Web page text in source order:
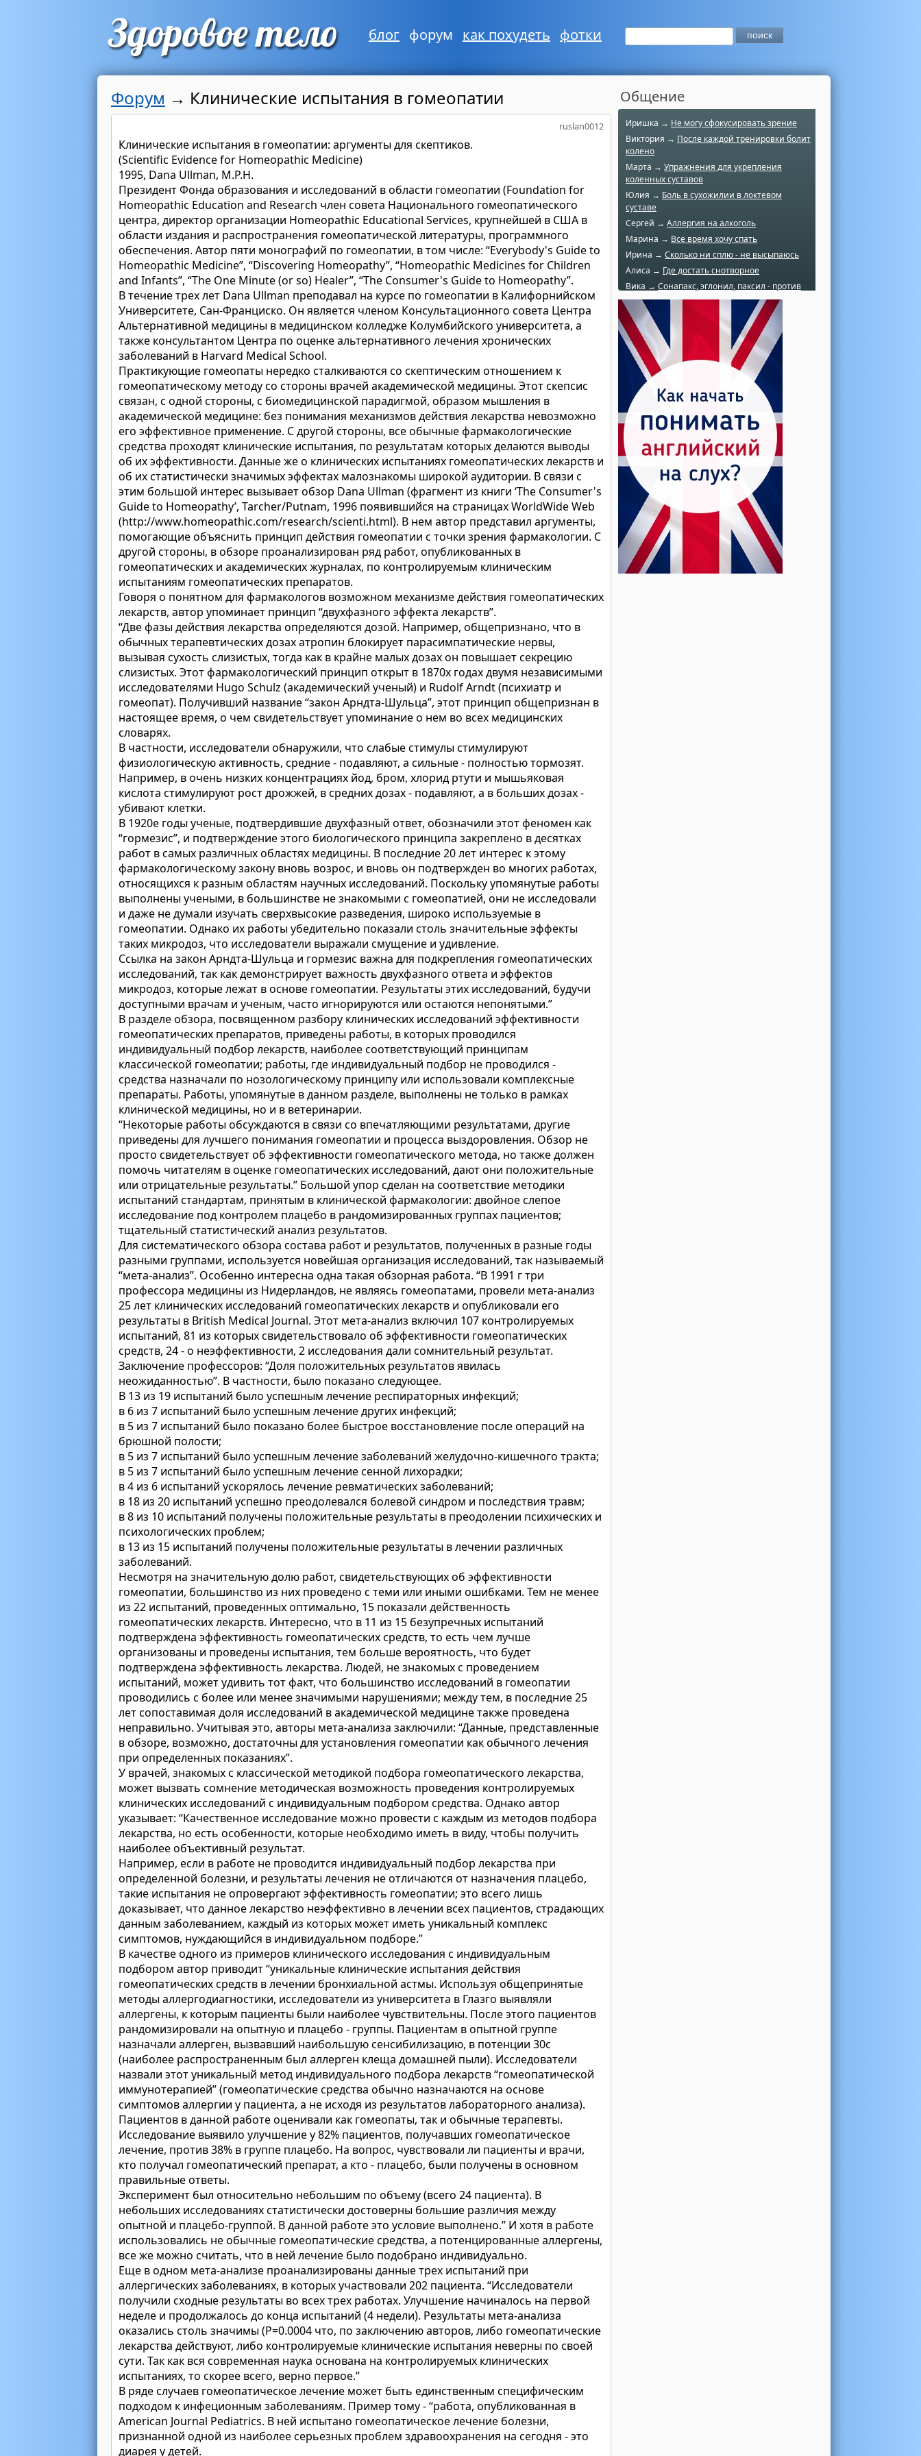
блог форум как похудеть фотки
Форум → Клинические испытания в гомеопатии
ruslan0012
Клинические испытания в гомеопатии: аргументы для скептиков.
(Scientific Evidence for Homeopathic Medicine)
1995, Dana Ullman, M.P.H.
Президент Фонда образования и исследований в области гомеопатии (Foundation for
Homeopathic Education and Research член совета Национального гомеопатического
центра, директор организации Homeopathic Educational Services, крупнейшей в США в
области издания и распространения гомеопатической литературы, программного
обеспечения. Автор пяти монографий по гомеопатии, в том числе: “Everybody's Guide to
Homeopathic Medicine”, “Discovering Homeopathy”, “Homeopathic Medicines for Children
and Infants”, “The One Minute (or so) Healer”, “The Consumer's Guide to Homeopathy”.
В течение трех лет Dana Ullman преподавал на курсе по гомеопатии в Калифорнийском
Университете, Сан-Франциско. Он является членом Консультационного совета Центра
Альтернативной медицины в медицинском колледже Колумбийского университета, а
также консультантом Центра по оценке альтернативного лечения хронических
заболеваний в Harvard Medical School.
Практикующие гомеопаты нередко сталкиваются со скептическим отношением к
гомеопатическому методу со стороны врачей академической медицины. Этот скепсис
связан, с одной стороны, с биомедицинской парадигмой, образом мышления в
академической медицине: без понимания механизмов действия лекарства невозможно
его эффективное применение. С другой стороны, все обычные фармакологические
средства проходят клинические испытания, по результатам которых делаются выводы
об их эффективности. Данные же о клинических испытаниях гомеопатических лекарств и
об их статистически значимых эффектах малознакомы широкой аудитории. В связи с
этим большой интерес вызывает обзор Dana Ullman (фрагмент из книги ‘The Consumer's
Guide to Homeopathy’, Tarcher/Putnam, 1996 появившийся на страницах WorldWide Web
(http://www.homeopathic.com/research/scienti.html). В нем автор представил аргументы,
помогающие объяснить принцип действия гомеопатии с точки зрения фармакологии. С
другой стороны, в обзоре проанализирован ряд работ, опубликованных в
гомеопатических и академических журналах, по контролируемым клиническим
испытаниям гомеопатических препаратов.
Говоря о понятном для фармакологов возможном механизме действия гомеопатических
лекарств, автор упоминает принцип “двухфазного эффекта лекарств”.
“Две фазы действия лекарства определяются дозой. Например, общепризнано, что в
обычных терапевтических дозах атропин блокирует парасимпатические нервы,
вызывая сухость слизистых, тогда как в крайне малых дозах он повышает секрецию
слизистых. Этот фармакологический принцип открыт в 1870х годах двумя независимыми
исследователями Hugo Schulz (академический ученый) и Rudolf Arndt (психиатр и
гомеопат). Получивший название “закон Арндта-Шульца”, этот принцип общепризнан в
настоящее время, о чем свидетельствует упоминание о нем во всех медицинских
словарях.
В частности, исследователи обнаружили, что слабые стимулы стимулируют
физиологическую активность, средние - подавляют, а сильные - полностью тормозят.
Например, в очень низких концентрациях йод, бром, хлорид ртути и мышьяковая
кислота стимулируют рост дрожжей, в средних дозах - подавляют, а в больших дозах -
убивают клетки.
В 1920е годы ученые, подтвердившие двухфазный ответ, обозначили этот феномен как
“гормезис”, и подтверждение этого биологического принципа закреплено в десятках
работ в самых различных областях медицины. В последние 20 лет интерес к этому
фармакологическому закону вновь возрос, и вновь он подтвержден во многих работах,
относящихся к разным областям научных исследований. Поскольку упомянутые работы
выполнены учеными, в большинстве не знакомыми с гомеопатией, они не исследовали
и даже не думали изучать сверхвысокие разведения, широко используемые в
гомеопатии. Однако их работы убедительно показали столь значительные эффекты
таких микродоз, что исследователи выражали смущение и удивление.
Ссылка на закон Арндта-Шульца и гормезис важна для подкрепления гомеопатических
исследований, так как демонстрирует важность двухфазного ответа и эффектов
микродоз, которые лежат в основе гомеопатии. Результаты этих исследований, будучи
доступными врачам и ученым, часто игнорируются или остаются непонятыми.”
В разделе обзора, посвященном разбору клинических исследований эффективности
гомеопатических препаратов, приведены работы, в которых проводился
индивидуальный подбор лекарств, наиболее соответствующий принципам
классической гомеопатии; работы, где индивидуальный подбор не проводился -
средства назначали по нозологическому принципу или использовали комплексные
препараты. Работы, упомянутые в данном разделе, выполнены не только в рамках
клинической медицины, но и в ветеринарии.
“Некоторые работы обсуждаются в связи со впечатляющими результатами, другие
приведены для лучшего понимания гомеопатии и процесса выздоровления. Обзор не
просто свидетельствует об эффективности гомеопатического метода, но также должен
помочь читателям в оценке гомеопатических исследований, дают они положительные
или отрицательные результаты.” Большой упор сделан на соответствие методики
испытаний стандартам, принятым в клинической фармакологии: двойное слепое
исследование под контролем плацебо в рандомизированных группах пациентов;
тщательный статистический анализ результатов.
Для систематического обзора состава работ и результатов, полученных в разные годы
разными группами, используется новейшая организация исследований, так называемый
“мета-анализ”. Особенно интересна одна такая обзорная работа. “В 1991 г три
профессора медицины из Нидерландов, не являясь гомеопатами, провели мета-анализ
25 лет клинических исследований гомеопатических лекарств и опубликовали его
результаты в British Medical Journal. Этот мета-анализ включил 107 контролируемых
испытаний, 81 из которых свидетельствовало об эффективности гомеопатических
средств, 24 - о неэффективности, 2 исследования дали сомнительный результат.
Заключение профессоров: “Доля положительных результатов явилась
неожиданностью”. В частности, было показано следующее.
В 13 из 19 испытаний было успешным лечение респираторных инфекций;
в 6 из 7 испытаний было успешным лечение других инфекций;
в 5 из 7 испытаний было показано более быстрое восстановление после операций на
брюшной полости;
в 5 из 7 испытаний было успешным лечение заболеваний желудочно-кишечного тракта;
в 5 из 7 испытаний было успешным лечение сенной лихорадки;
в 4 из 6 испытаний ускорялось лечение ревматических заболеваний;
в 18 из 20 испытаний успешно преодолевался болевой синдром и последствия травм;
в 8 из 10 испытаний получены положительные результаты в преодолении психических и
психологических проблем;
в 13 из 15 испытаний получены положительные результаты в лечении различных
заболеваний.
Несмотря на значительную долю работ, свидетельствующих об эффективности
гомеопатии, большинство из них проведено с теми или иными ошибками. Тем не менее
из 22 испытаний, проведенных оптимально, 15 показали действенность
гомеопатических лекарств. Интересно, что в 11 из 15 безупречных испытаний
подтверждена эффективность гомеопатических средств, то есть чем лучше
организованы и проведены испытания, тем больше вероятность, что будет
подтверждена эффективность лекарства. Людей, не знакомых с проведением
испытаний, может удивить тот факт, что большинство исследований в гомеопатии
проводились с более или менее значимыми нарушениями; между тем, в последние 25
лет сопоставимая доля исследований в академической медицине также проведена
неправильно. Учитывая это, авторы мета-анализа заключили: “Данные, представленные
в обзоре, возможно, достаточны для установления гомеопатии как обычного лечения
при определенных показаниях”.
У врачей, знакомых с классической методикой подбора гомеопатического лекарства,
может вызвать сомнение методическая возможность проведения контролируемых
клинических исследований с индивидуальным подбором средства. Однако автор
указывает: “Качественное исследование можно провести с каждым из методов подбора
лекарства, но есть особенности, которые необходимо иметь в виду, чтобы получить
наиболее объективный результат.
Например, если в работе не проводится индивидуальный подбор лекарства при
определенной болезни, и результаты лечения не отличаются от назначения плацебо,
такие испытания не опровергают эффективность гомеопатии; это всего лишь
доказывает, что данное лекарство неэффективно в лечении всех пациентов, страдающих
данным заболеванием, каждый из которых может иметь уникальный комплекс
симптомов, нуждающийся в индивидуальном подборе.”
В качестве одного из примеров клинического исследования с индивидуальным
подбором автор приводит “уникальные клинические испытания действия
гомеопатических средств в лечении бронхиальной астмы. Используя общепринятые
методы аллергодиагностики, исследователи из университета в Глазго выявляли
аллергены, к которым пациенты были наиболее чувствительны. После этого пациентов
рандомизировали на опытную и плацебо - группы. Пациентам в опытной группе
назначали аллерген, вызвавший наибольшую сенсибилизацию, в потенции 30с
(наиболее распространенным был аллерген клеща домашней пыли). Исследователи
назвали этот уникальный метод индивидуального подбора лекарств “гомеопатической
иммунотерапией” (гомеопатические средства обычно назначаются на основе
симптомов аллергии у пациента, а не исходя из результатов лабораторного анализа).
Пациентов в данной работе оценивали как гомеопаты, так и обычные терапевты.
Исследование выявило улучшение у 82% пациентов, получавших гомеопатическое
лечение, против 38% в группе плацебо. На вопрос, чувствовали ли пациенты и врачи,
кто получал гомеопатический препарат, а кто - плацебо, были получены в основном
правильные ответы.
Эксперимент был относительно небольшим по объему (всего 24 пациента). В
небольших исследованиях статистически достоверны большие различия между
опытной и плацебо-группой. В данной работе это условие выполнено.” И хотя в работе
использовались не обычные гомеопатические средства, а потенцированные аллергены,
все же можно считать, что в ней лечение было подобрано индивидуально.
Еще в одном мета-анализе проанализированы данные трех испытаний при
аллергических заболеваниях, в которых участвовали 202 пациента. “Исследователи
получили сходные результаты во всех трех работах. Улучшение начиналось на первой
неделе и продолжалось до конца испытаний (4 недели). Результаты мета-анализа
оказались столь значимы (Р=0.0004 что, по заключению авторов, либо гомеопатические
лекарства действуют, либо контролируемые клинические испытания неверны по своей
сути. Так как вся современная наука основана на контролируемых клинических
испытаниях, то скорее всего, верно первое.”
В ряде случаев гомеопатическое лечение может быть единственным специфическим
подходом к инфеционным заболеваниям. Пример тому - “работа, опубликованная в
American Journal Pediatrics. В ней испытано гомеопатическое лечение болезни,
признанной одной из наиболее серьезных проблем здравоохранения на сегодня - это
диарея у детей.
Общение
Иришка → Не могу сфокусировать зрение
Виктория → После каждой тренировки болит
колено
Марта → Упражнения для укрепления
коленных суставов
Юлия → Боль в сухожилии в локтевом
суставе
Сергей → Аллергия на алкоголь
Марина → Все время хочу спать
Ирина → Сколько ни сплю - не высыпаюсь
Алиса → Где достать снотворное
Вика → Сонапакс, эглонил, паксил - против
чего?
Катерина →
Боль в колене при нагрузке
Алла →Болят коленные суставы
Паша Щ. →
Боль в коленной чашечке
Ульяна Ф. →Болят и хрустят колени
Артемов Иван →
Болит и опухло колено
Чернов Игорь →Болят суставы при занятиях
спортом